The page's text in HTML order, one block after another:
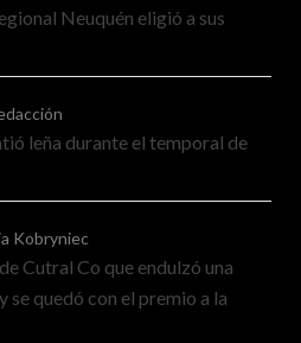
Neuquén eligió a sus
leña durante el temporal de
Kobryniec
Cutral Co que endulzó una
se quedó con el premio a la